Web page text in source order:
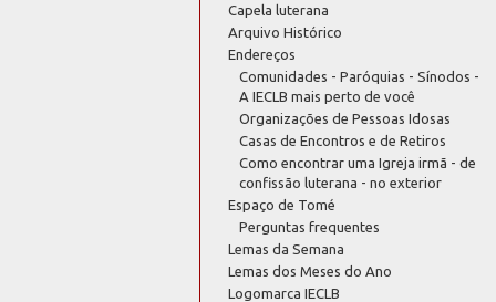
Capela luterana
Arquivo Histórico
Endereços
Comunidades - Paróquias - Sínodos -
A IECLB mais perto de você
Organizações de Pessoas Idosas
Casas de Encontros e de Retiros
Como encontrar uma Igreja irmã - de
confissão luterana - no exterior
Espaço de Tomé
Perguntas frequentes
Lemas da Semana
Lemas dos Meses do Ano
Logomarca IECLB